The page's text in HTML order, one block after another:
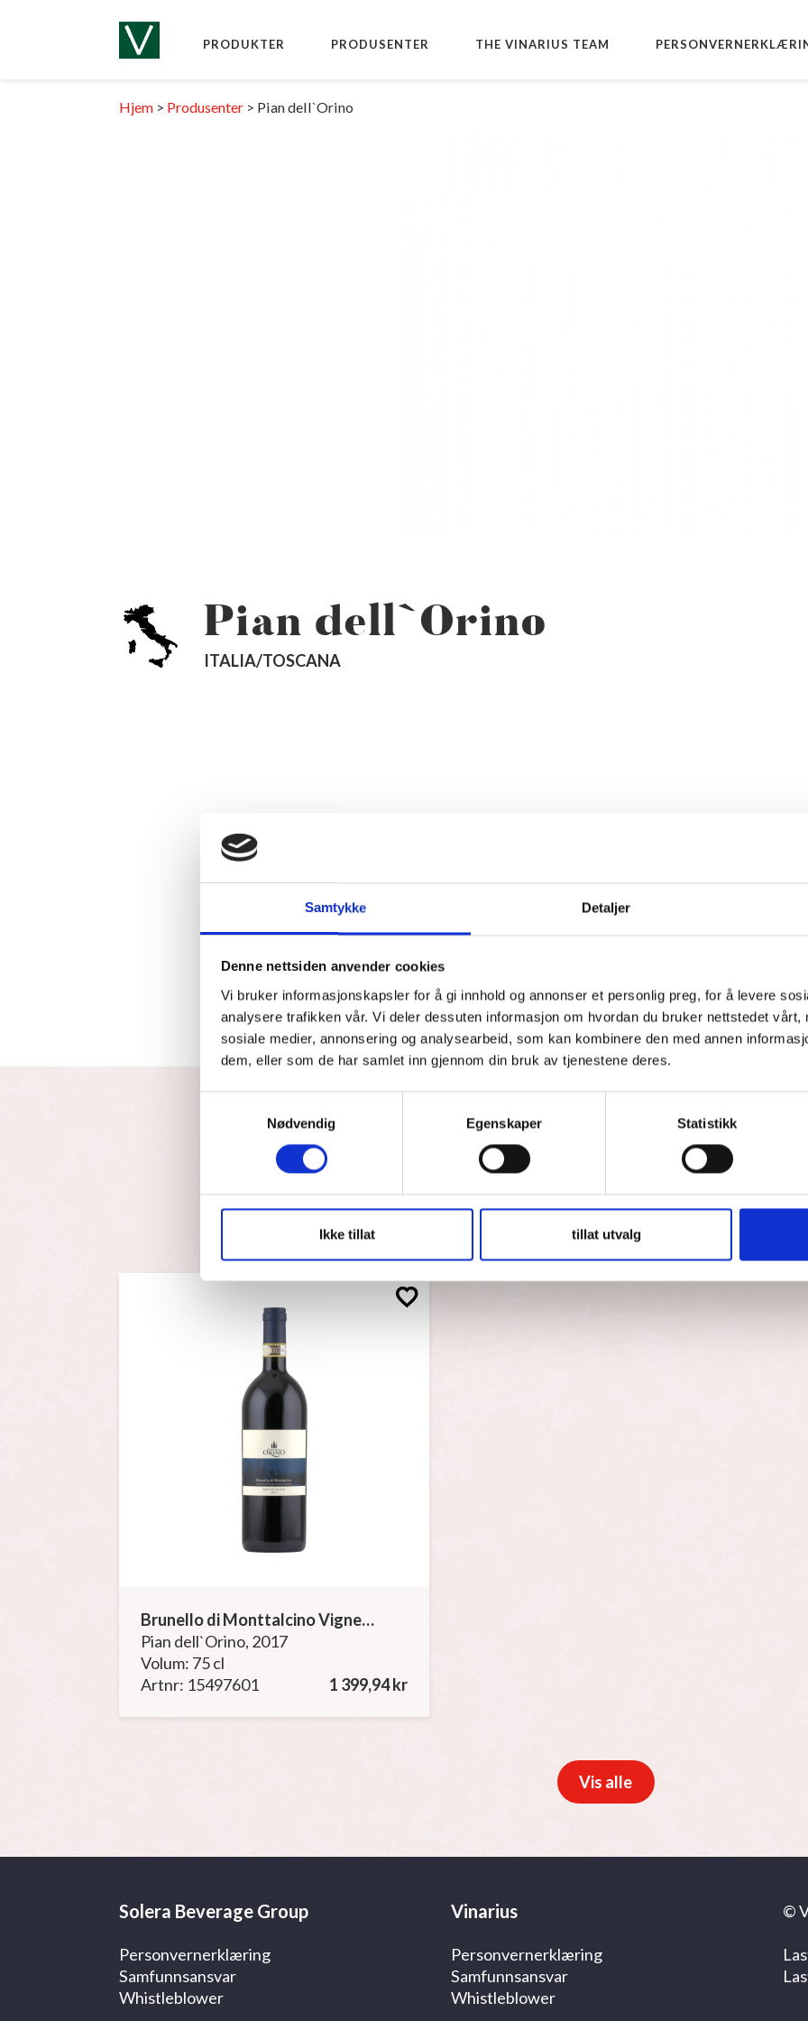
Samtykke Detaljer
Denne nettsiden anvender cookies
Vi bruker informasjonskapsler for å gi innhold og annonser et personlig preg, for å levere
analysere trafikken vår. Vi deler dessuten informasjon om hvordan du bruker nettstedet vårt,
sosiale medier, annonsering og analysearbeid, som kan kombinere den med annen
dem, eller som de har samlet inn gjennom din bruk av tjenestene deres.
Nødvendig
Egenskaper Statistikk
Ikke tillat tillat utvalg
PRODUKTER PRODUSENTER THE VINARIUS TEAM
Hjem> Produsenter> Pian dell`Orino
Pian dell`Orino
ITALIA/TOSCANA
Drikke fra denne
produsenten
Brunello di Monttalcino Vigneti Versante
Pian dell`Orino, 2017
Volum: 75 cl
Artnr: 15497601
1 399,94 kr
Vis alle
Solera Beverage Group
Personvernerklæring
Samfunnsansvar
Whistleblower
Vinarius
Personvernerklæring
Samfunnsansvar
Whistleblower
©